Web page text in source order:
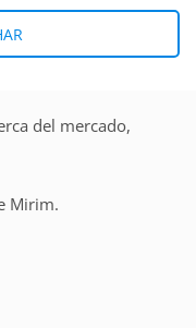
del mercado,
Mirim.